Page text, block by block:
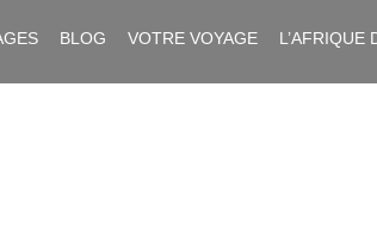
BLOG VOTRE VOYAGE L’AFRIQUE